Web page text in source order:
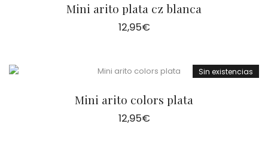
Mini arito plata cz blanca
12,95€
Sin existencias
Mini arito colors plata
12,95€